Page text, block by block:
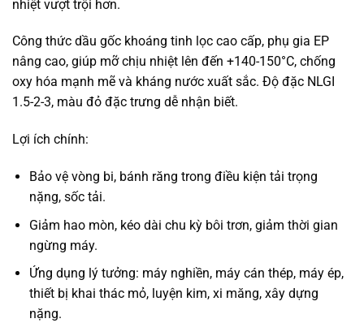
nhiệt vượt trội hơn.
Công thức dầu gốc khoáng tinh lọc cao cấp, phụ gia EP
nâng cao, giúp mỡ chịu nhiệt lên đến +140-150°C, chống
oxy hóa mạnh mẽ và kháng nước xuất sắc. Độ đặc NLGI
1.5-2-3, màu đỏ đặc trưng dễ nhận biết.
Lợi ích chính:
Bảo vệ vòng bi, bánh răng trong điều kiện tải trọng
nặng, sốc tải.
Giảm hao mòn, kéo dài chu kỳ bôi trơn, giảm thời gian
ngừng máy.
Ứng dụng lý tưởng: máy nghiền, máy cán thép, máy ép,
thiết bị khai thác mỏ, luyện kim, xi măng, xây dựng
nặng.